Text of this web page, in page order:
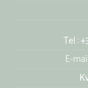
Tel :
E-